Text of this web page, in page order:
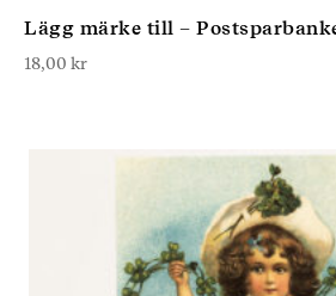
Lägg märke till –
18,00 kr